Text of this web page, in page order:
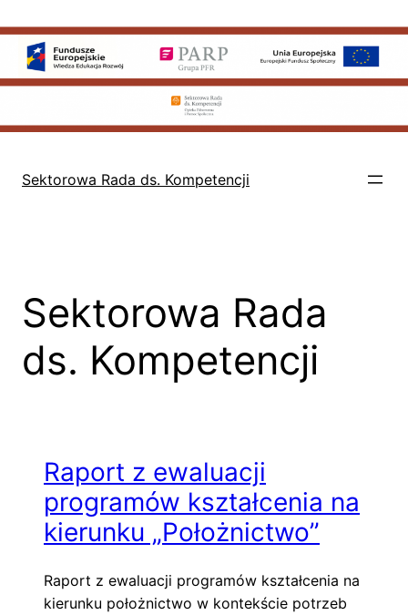
do
treści
Sektorowa Rada ds. Kompetencji
Sektorowa Rada
ds. Kompetencji
Raport z ewaluacji
programów kształcenia na
kierunku „Położnictwo”
Raport z ewaluacji programów kształcenia na
kierunku położnictwo w kontekście potrzeb